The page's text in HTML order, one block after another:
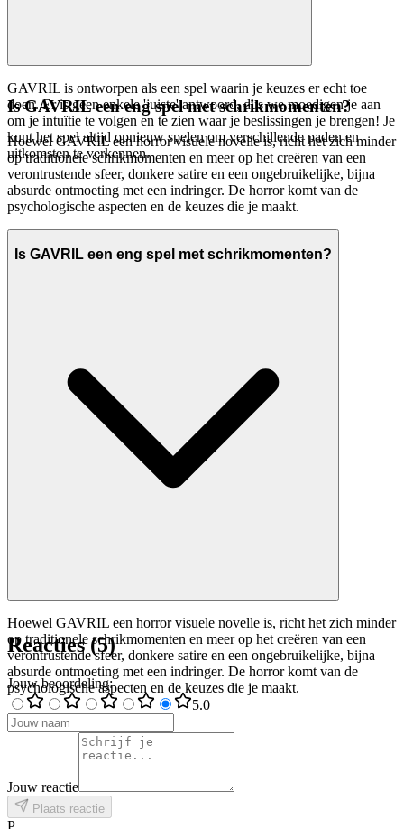
GAVRIL is ontworpen als een spel waarin je keuzes er echt toe
doen. Er is geen enkele 'juiste' antwoord, dus we moedigen je aan
om je intuïtie te volgen en te zien waar je beslissingen je brengen! Je
kunt het spel altijd opnieuw spelen om verschillende paden en
uitkomsten te verkennen.
Is GAVRIL een eng spel met schrikmomenten?
Hoewel GAVRIL een horror visuele novelle is, richt het zich minder
op traditionele schrikmomenten en meer op het creëren van een
verontrustende sfeer, donkere satire en een ongebruikelijke, bijna
absurde ontmoeting met een indringer. De horror komt van de
psychologische aspecten en de keuzes die je maakt.
Is GAVRIL een eng spel met schrikmomenten?
Hoewel GAVRIL een horror visuele novelle is, richt het zich minder
op traditionele schrikmomenten en meer op het creëren van een
verontrustende sfeer, donkere satire en een ongebruikelijke, bijna
absurde ontmoeting met een indringer. De horror komt van de
psychologische aspecten en de keuzes die je maakt.
Reacties(5)
Jouw beoordeling:
5.0
Jouw reactie
Plaats reactie
P